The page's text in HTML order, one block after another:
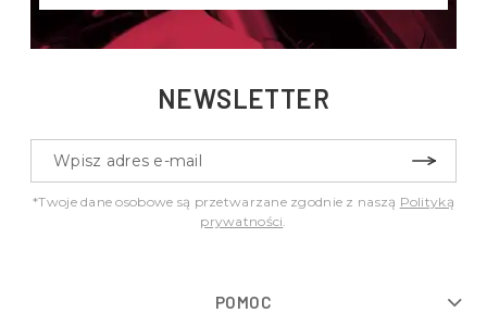
NEWSLETTER
*Twoje dane osobowe są przetwarzane zgodnie z naszą Polityką
prywatności
POMOC